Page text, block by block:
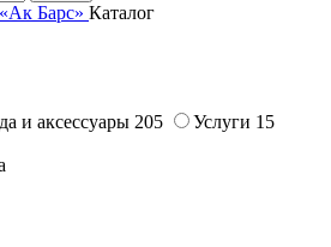
Барс» Каталог
и аксессуары 205 Услуги 15